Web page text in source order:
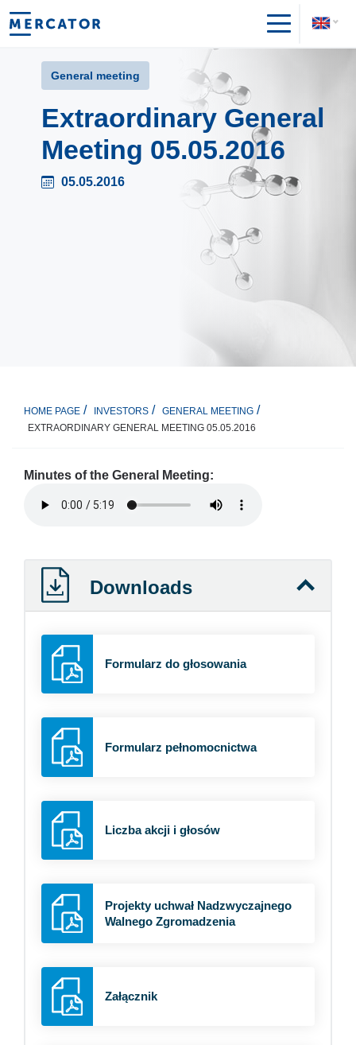
General meeting
Extraordinary General
Meeting 05.05.2016
05.05.2016
HOME PAGE INVESTORS
GENERAL MEETING
EXTRAORDINARY GENERAL MEETING 05.05.2016
Minutes of the General Meeting:
Downloads
Formularz do głosowania
Formularz pełnomocnictwa
Liczba akcji i głosów
Projekty uchwał Nadzwyczajnego
Walnego Zgromadzenia
Załącznik